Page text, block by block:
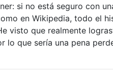
si no está seguro con
en Wikipedia, todo el
visto que realmente
lo que sería una pena